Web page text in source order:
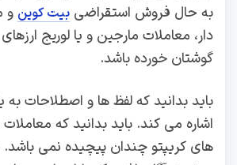
به حال فروش استقراضی بیت کوین و
دار، معاملات مارجین و یا لوریج
گوشتان خورده باشد.
باید بدانید که لفظ ها و اصطلاحات
اشاره می کند. باید بدانید که معاملات
های کریپتو چندان پیچیده نمی باشد.